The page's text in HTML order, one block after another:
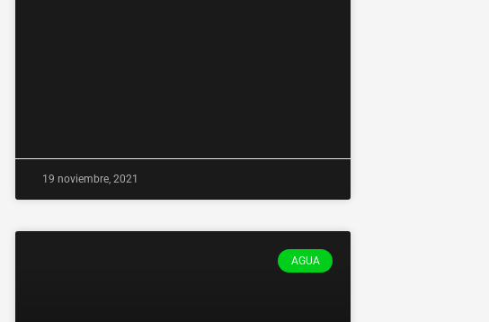
19 noviembre, 2021
AGUA